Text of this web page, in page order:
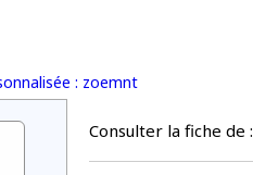
: zoemnt
Consulter la fiche de :